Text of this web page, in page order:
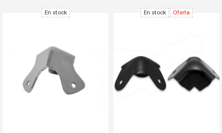
En stock En stock Oferta